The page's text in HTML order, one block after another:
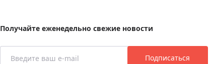
Получайте еженедельно свежие новости
Подписаться